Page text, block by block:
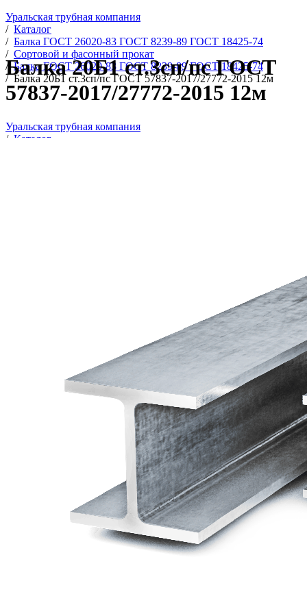
Уральская трубная компания
/ Каталог
/ Балка ГОСТ 26020-83 ГОСТ 8239-89 ГОСТ 18425-74
/ Сортовой и фасонный прокат
/ Балка ГОСТ 26020-83 ГОСТ 8239-89 ГОСТ 18425-74
/ Балка 20Б1 ст.3сп/пс ГОСТ 57837-2017/27772-2015 12м
Балка 20Б1 ст.3сп/пс ГОСТ
57837-2017/27772-2015 12м
Уральская трубная компания
/ Каталог